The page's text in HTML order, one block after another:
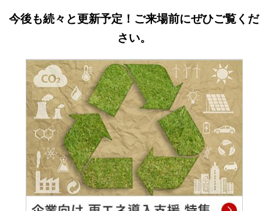
今後も続々と更新予定！ご来場前にぜひご覧くだ
さい。